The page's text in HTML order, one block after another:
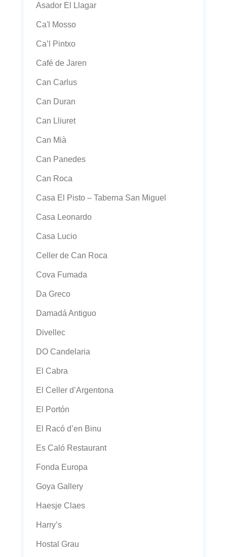
Asador El Llagar
Ca'l Mosso
Ca’l Pintxo
Café de Jaren
Can Carlus
Can Duran
Can Lliuret
Can Mià
Can Panedes
Can Roca
Casa El Pisto – Taberna San Miguel
Casa Leonardo
Casa Lucio
Celler de Can Roca
Cova Fumada
Da Greco
Damadá Antiguo
Divellec
DO Candelaria
El Cabra
El Celler d’Argentona
El Portón
El Racó d’en Binu
Es Caló Restaurant
Fonda Europa
Goya Gallery
Haesje Claes
Harry’s
Hostal Grau